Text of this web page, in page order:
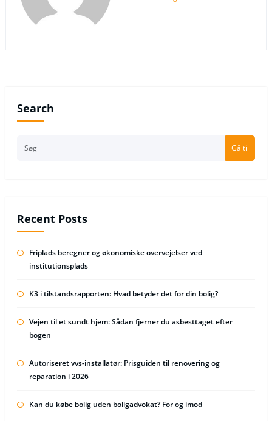
Search
Gå til
Recent Posts
Friplads beregner og økonomiske overvejelser ved
institutionsplads
K3 i tilstandsrapporten: Hvad betyder det for din bolig?
Vejen til et sundt hjem: Sådan fjerner du asbesttaget efter
bogen
Autoriseret vvs-installatør: Prisguiden til renovering og
reparation i 2026
Kan du købe bolig uden boligadvokat? For og imod